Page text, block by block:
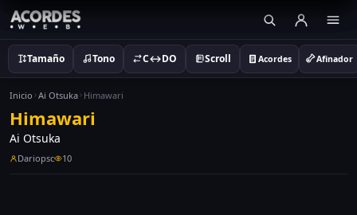
Tamaño Tono C↔DO Scroll Acordes Afinador
Inicio Ai Otsuka Himawari
Himawari
Ai Otsuka
Dariopsc 10